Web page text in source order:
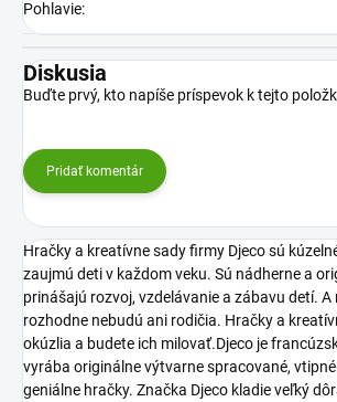
Pohlavie:
Diskusia
Buďte prvý, kto napíše príspevok k tejto
Pridať komentár
Hračky a kreatívne sady firmy Djeco sú
zaujmú deti v každom veku. Sú nádherne a
prinášajú rozvoj, vzdelávanie a zábavu detí. A
rozhodne nebudú ani rodičia. Hračky a
okúzlia a budete ich milovať.Djeco je
vyrába originálne výtvarne spracované,
geniálne hračky. Značka Djeco kladie veľký